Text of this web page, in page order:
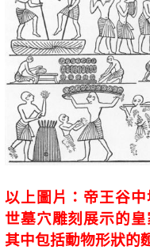
以上圖片：帝王谷
世墓穴雕刻展示的
其中包括動物形狀的